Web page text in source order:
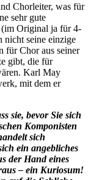
Chorleiter, was für
sehr gute
Original ja für 4-
nicht seine einzige
für Chor aus seiner
gibt, die für
Karl May
mit dem er
sie, bevor Sie sich
Komponisten
sich
ein angebliches
der Hand eines
– ein Kuriosum!